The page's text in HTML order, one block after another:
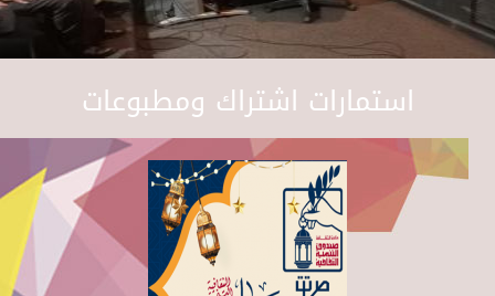
استمارات اشتراك ومطبوعات